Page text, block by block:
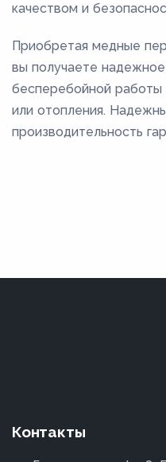
качеством и
Приобретая медные
вы получаете
бесперебойной
или отопления.
производительность
Контакты